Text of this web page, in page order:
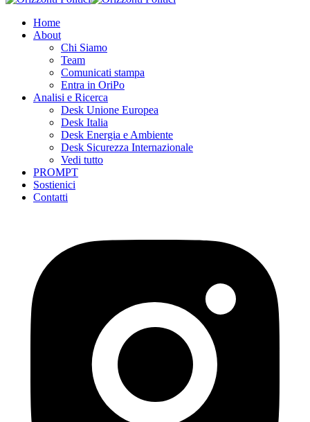
Home
About
Chi Siamo
Team
Comunicati stampa
Entra in OriPo
Analisi e Ricerca
Desk Unione Europea
Desk Italia
Desk Energia e Ambiente
Desk Sicurezza Internazionale
Vedi tutto
PROMPT
Sostienici
Contatti